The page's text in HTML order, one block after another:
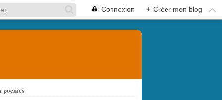
Connexion + Créer mon blog
poèmes